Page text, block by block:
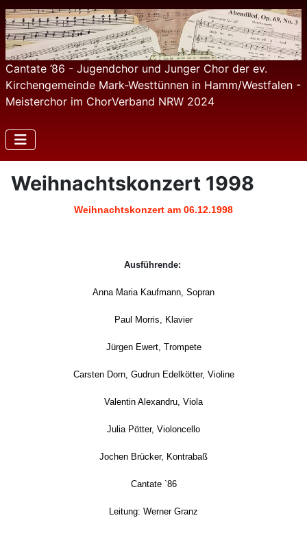
Cantate ’86 - Jugendchor und Junger Chor der ev.
Kirchengemeinde Mark-Westtünnen in Hamm/Westfalen -
Meisterchor im ChorVerband NRW 2024
Weihnachtskonzert 1998
Weihnachtskonzert am 06.12.1998
Ausführende:
Anna Maria Kaufmann, Sopran
Paul Morris, Klavier
Jürgen Ewert, Trompete
Carsten Dorn, Gudrun Edelkötter, Violine
Valentin Alexandru, Viola
Julia Pötter, Violoncello
Jochen Brücker, Kontrabaß
Cantate `86
Leitung: Werner Granz